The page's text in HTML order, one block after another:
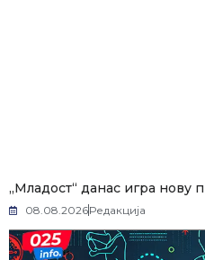
„Младост“ данас игра нову
08.08.2026Редакција